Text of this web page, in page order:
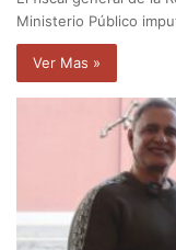
Ministerio Público
Ver Mas »